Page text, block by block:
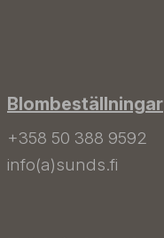
Blombeställningar
+358 50 388 9592
info(a)sunds.fi